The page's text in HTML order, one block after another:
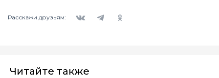
Расскажи друзьям:
Читайте также